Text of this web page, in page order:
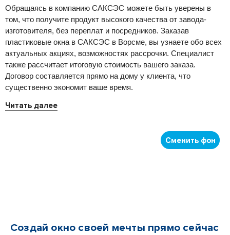
Обращаясь в компанию САКСЭС можете быть уверены в
том, что получите продукт высокого качества от завода-
изготовителя, без переплат и посредников. Заказав
пластиковые окна в САКСЭС в Ворсме, вы узнаете обо всех
актуальных акциях, возможностях рассрочки. Специалист
также рассчитает итоговую стоимость вашего заказа.
Договор составляется прямо на дому у клиента, что
существенно экономит ваше время.
Читать далее
Создай окно своей мечты прямо сейчас
Сменить фон